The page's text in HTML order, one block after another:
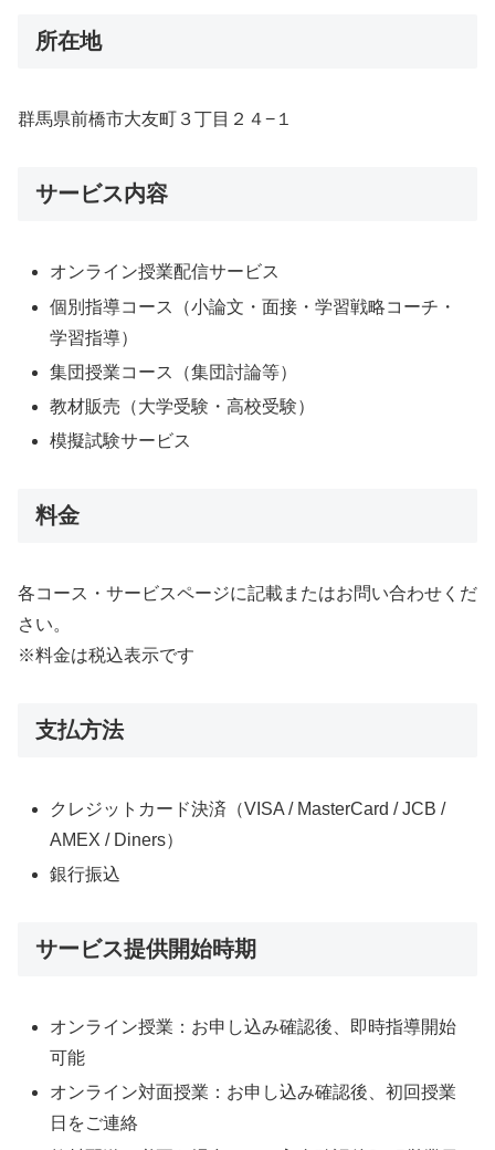
所在地
群馬県前橋市大友町３丁目２４−１
サービス内容
オンライン授業配信サービス
個別指導コース（小論文・面接・学習戦略コーチ・
学習指導）
集団授業コース（集団討論等）
教材販売（大学受験・高校受験）
模擬試験サービス
料金
各コース・サービスページに記載またはお問い合わせくだ
さい。
※料金は税込表示です
支払方法
クレジットカード決済（VISA / MasterCard / JCB /
AMEX / Diners）
銀行振込
サービス提供開始時期
オンライン授業：お申し込み確認後、即時指導開始
可能
オンライン対面授業：お申し込み確認後、初回授業
日をご連絡